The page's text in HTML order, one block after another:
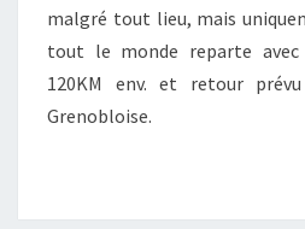
malgré tout lieu, mais
tout le monde reparte
120KM env. et retour
Grenobloise.